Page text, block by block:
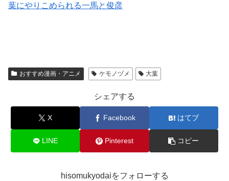
葉にやりこめられる一馬と俊彦
おすすめ漫画・アニメ ケモノヅメ 大葉
シェアする
X Facebook はてブ
LINE Pinterest コピー
hisomukyodaiをフォローする